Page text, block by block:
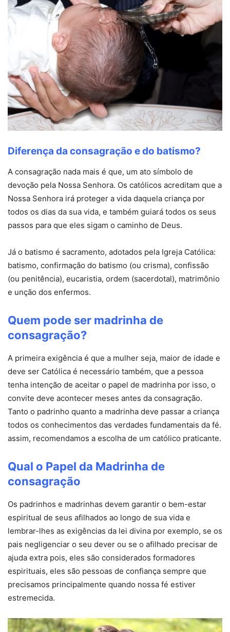
Diferença da consagração e do batismo?
A consagração nada mais é que, um ato símbolo de
devoção pela Nossa Senhora. Os católicos acreditam que a
Nossa Senhora irá proteger a vida daquela criança por
todos os dias da sua vida, e também guiará todos os seus
passos para que eles sigam o caminho de Deus.
Já o batismo é sacramento, adotados pela Igreja Católica:
batismo, confirmação do batismo (ou crisma), confissão
(ou penitência), eucaristia, ordem (sacerdotal), matrimônio
e unção dos enfermos.
Quem pode ser madrinha de
consagração?
A primeira exigência é que a mulher seja, maior de idade e
deve ser Católica é necessário também, que a pessoa
tenha intenção de aceitar o papel de madrinha por isso, o
convite deve acontecer meses antes da consagração.
Tanto o padrinho quanto a madrinha deve passar a criança
todos os conhecimentos das verdades fundamentais da fé.
assim, recomendamos a escolha de um católico praticante.
Qual o Papel da Madrinha de
consagração
Os padrinhos e madrinhas devem garantir o bem-estar
espiritual de seus afilhados ao longo de sua vida e
lembrar-lhes as exigências da lei divina por exemplo, se os
pais negligenciar o seu dever ou se o afilhado precisar de
ajuda extra pois, eles são considerados formadores
espirituais, eles são pessoas de confiança sempre que
precisamos principalmente quando nossa fé estiver
estremecida.